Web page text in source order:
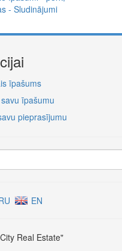
īpašums
īpašumu
pieprasījumu
EN
Real Estate"